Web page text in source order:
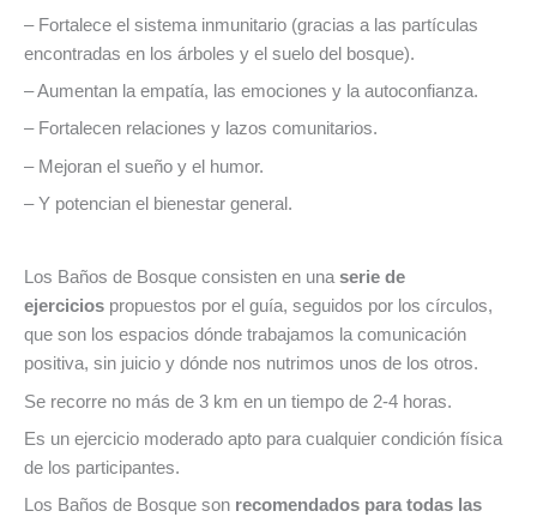
– Fortalece el sistema inmunitario (gracias a las partículas
encontradas en los árboles y el suelo del bosque).
– Aumentan la empatía, las emociones y la autoconfianza.
– Fortalecen relaciones y lazos comunitarios.
– Mejoran el sueño y el humor.
– Y potencian el bienestar general.
Los Baños de Bosque consisten en unaserie de
ejercicios propuestos por el guía, seguidos por los círculos,
que son los espacios dónde trabajamos la comunicación
positiva, sin juicio y dónde nos nutrimos unos de los otros.
Se recorre no más de 3 km en un tiempo de 2-4 horas.
Es un ejercicio moderado apto para cualquier condición física
de los participantes.
Los Baños de Bosque son recomendados para todas las